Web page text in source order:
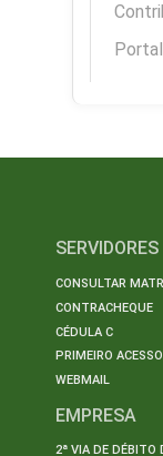
SERVIDORES
CONSULTAR
CONTRACHEQUE
CÉDULA C
PRIMEIRO ACESSO
WEBMAIL
EMPRESA
2ª VIA DE DÉBITO